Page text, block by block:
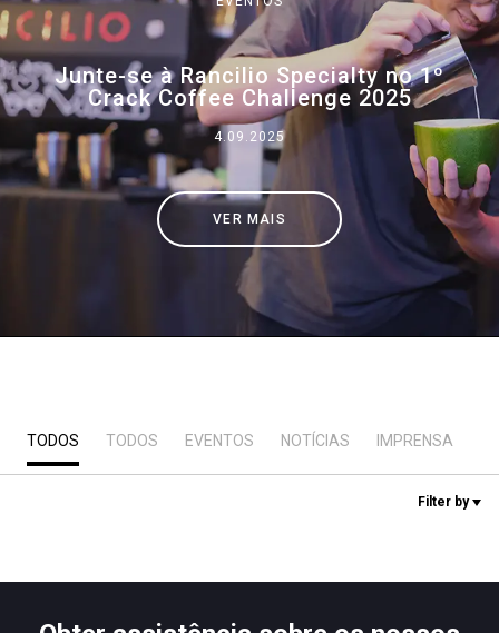
Junte-se à Rancilio Specialty no 1º
Crack Coffee Challenge 2025
4.09.2025
VER MAIS
TODOS TODOS EVENTOS NOTÍCIAS IMPRENSA
Filter by
Our brands
Group
Notícias
Sustentabilidade
Contacte-nos